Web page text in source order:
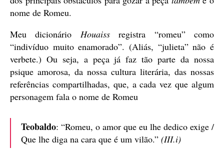
nome de Romeu.
Meu dicionário Houaissregistra “romeu” como
“indivíduo muito enamorado”. (Aliás, “julieta” não é
verbete.) Ou seja, a peça já faz tão parte da nossa
psique amorosa, da nossa cultura literária, das nossas
referências compartilhadas, que, a cada vez que algum
personagem fala o nome de Romeu
Teobaldo: “Romeu, o amor que eu lhe dedico exige /
Que lhe diga na cara que é um vilão.” (III.i)